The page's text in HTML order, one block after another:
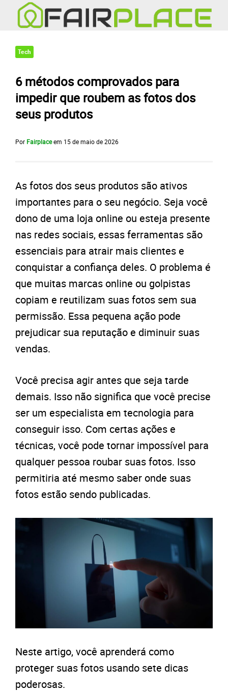
Tech
6 métodos comprovados para
impedir que roubem as fotos dos
seus produtos
Por Fairplaceem 15 de maio de 2026
As fotos dos seus produtos são ativos
importantes para o seu negócio. Seja você
dono de uma loja online ou esteja presente
nas redes sociais, essas ferramentas são
essenciais para atrair mais clientes e
conquistar a confiança deles. O problema é
que muitas marcas online ou golpistas
copiam e reutilizam suas fotos sem sua
permissão. Essa pequena ação pode
prejudicar sua reputação e diminuir suas
vendas.
Você precisa agir antes que seja tarde
demais. Isso não significa que você precise
ser um especialista em tecnologia para
conseguir isso. Com certas ações e
técnicas, você pode tornar impossível para
qualquer pessoa roubar suas fotos. Isso
permitiria até mesmo saber onde suas
fotos estão sendo publicadas.
Neste artigo, você aprenderá como
proteger suas fotos usando sete dicas
poderosas.